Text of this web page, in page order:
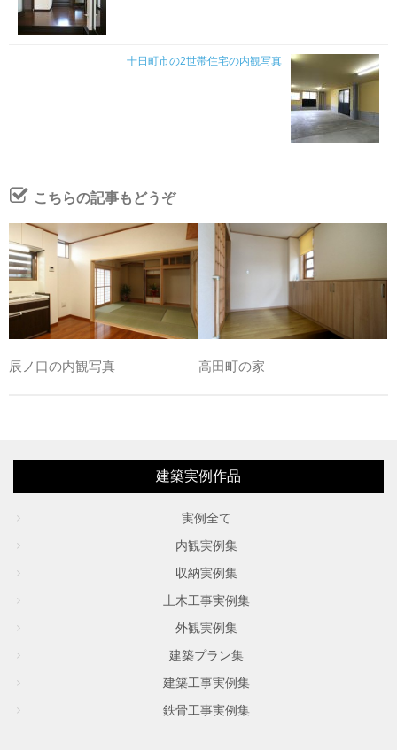
十日町市の2世帯住宅の内観写真
こちらの記事もどうぞ
辰ノ口の内観写真 高田町の家
建築実例作品
実例全て
内観実例集
収納実例集
土木工事実例集
外観実例集
建築プラン集
建築工事実例集
鉄骨工事実例集